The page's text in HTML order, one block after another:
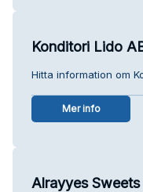
Konditori Lido
Hitta information om
Mer info
Alrayyes Sweets